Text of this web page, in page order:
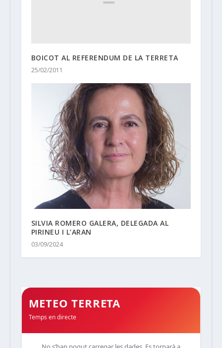
BOICOT AL REFERENDUM DE LA TERRETA
25/02/2011
SILVIA ROMERO GALERA, DELEGADA AL
PIRINEU I L’ARAN
03/09/2024
METEO TERRETA
Temps en directe